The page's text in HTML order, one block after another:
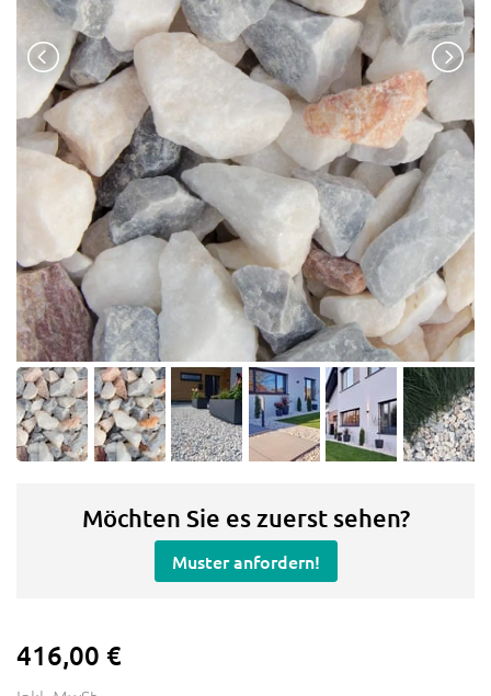
Möchten Sie es zuerst sehen?
Muster anfordern!
416,00 €